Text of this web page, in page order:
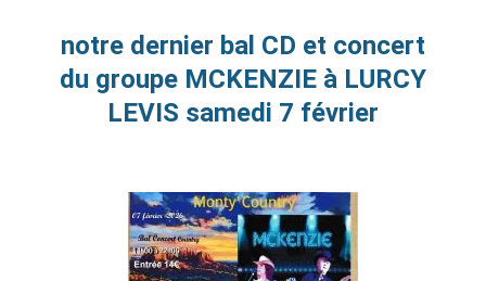
notre dernier bal CD et concert
du groupe MCKENZIE à LURCY
LEVIS samedi 7 février